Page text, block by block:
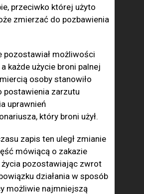
przeciwko której użyto
zmierzać do pozbawienia
pozostawiał możliwości
każde użycie broni palnej
osoby stanowiło
postawienia zarzutu
uprawnień
który broni użył.
zapis ten uległ zmianie
mówiącą o zakazie
życia pozostawiając zwrot
działania w sposób
możliwie najmniejszą